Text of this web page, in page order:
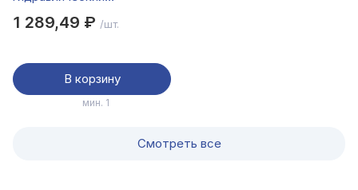
высота подъема 158-
1 289,49 ₽ /шт.
В корзину
мин. 1
Смотреть все